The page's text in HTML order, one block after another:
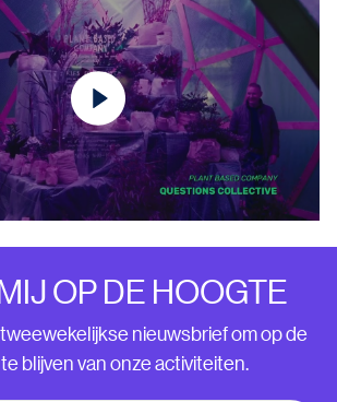
OP DE HOOGTE
nieuwsbrief om op de
blijven van onze activiteiten.